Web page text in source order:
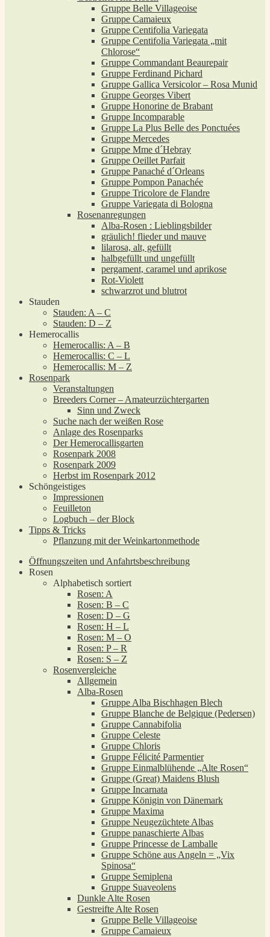
Gruppe Belle Villageoise
Gruppe Camaieux
Gruppe Centifolia Variegata
Gruppe Centifolia Variegata „mit
Chlorose“
Gruppe Commandant Beaurepair
Gruppe Ferdinand Pichard
Gruppe Gallica Versicolor – Rosa Munid
Gruppe Georges Vibert
Gruppe Honorine de Brabant
Gruppe Incomparable
Gruppe La Plus Belle des Ponctuées
Gruppe Mercedes
Gruppe Mme d´Hebray
Gruppe Oeillet Parfait
Gruppe Panaché d´Orleans
Gruppe Pompon Panachée
Gruppe Tricolore de Flandre
Gruppe Variegata di Bologna
Rosenanregungen
Alba-Rosen : Lieblingsbilder
gräulich! flieder und mauve
lilarosa, alt, gefüllt
halbgefüllt und ungefüllt
pergament, caramel und aprikose
Rot-Violett
schwarzrot und blutrot
Stauden
Stauden: A – C
Stauden: D – Z
Hemerocallis
Hemerocallis: A – B
Hemerocallis: C – L
Hemerocallis: M – Z
Rosenpark
Veranstaltungen
Breeders Corner – Amateurzüchtergarten
Sinn und Zweck
Suche nach der weißen Rose
Anlage des Rosenparks
Der Hemerocallisgarten
Rosenpark 2008
Rosenpark 2009
Herbst im Rosenpark 2012
Schöngeistiges
Impressionen
Feuilleton
Logbuch – der Block
Tipps & Tricks
Pflanzung mit der Weinkartonmethode
Öffnungszeiten und Anfahrtsbeschreibung
Rosen
Alphabetisch sortiert
Rosen: A
Rosen: B – C
Rosen: D – G
Rosen: H – L
Rosen: M – O
Rosen: P – R
Rosen: S – Z
Rosenvergleiche
Allgemein
Alba-Rosen
Gruppe Alba Bischhagen Blech
Gruppe Blanche de Belgique (Pedersen)
Gruppe Cannabifolia
Gruppe Celeste
Gruppe Chloris
Gruppe Félicité Parmentier
Gruppe Einmalblühende „Alte Rosen“
Gruppe (Great) Maidens Blush
Gruppe Incarnata
Gruppe Königin von Dänemark
Gruppe Maxima
Gruppe Neugezüchtete Albas
Gruppe panaschierte Albas
Gruppe Princesse de Lamballe
Gruppe Schöne aus Angeln = „Vix
Spinosa“
Gruppe Semiplena
Gruppe Suaveolens
Dunkle Alte Rosen
Gestreifte Alte Rosen
Gruppe Belle Villageoise
Gruppe Camaieux